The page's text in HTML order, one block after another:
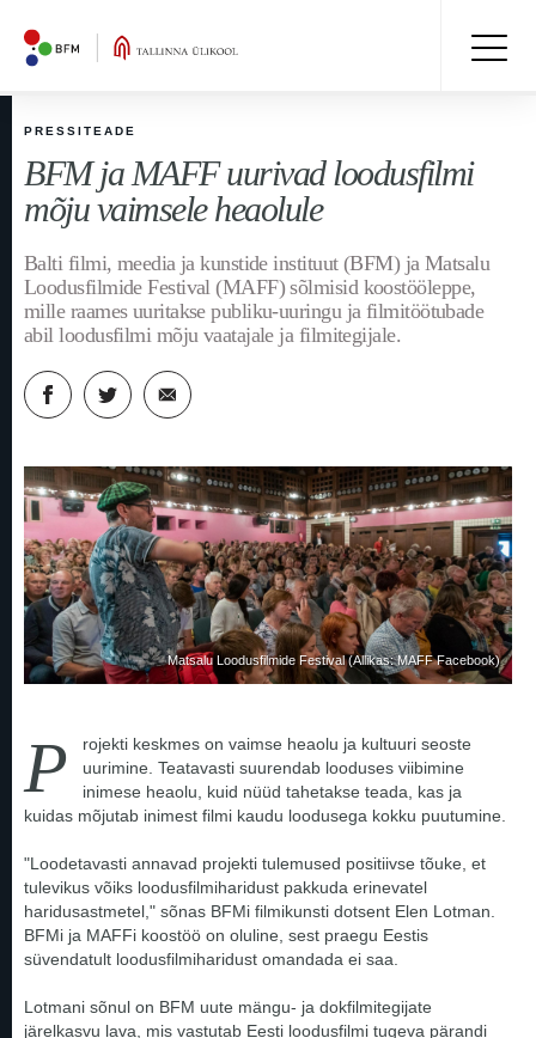
PRESSITEADE
BFM ja MAFF uurivad loodusfilmi
mõju vaimsele heaolule
Balti filmi, meedia ja kunstide instituut (BFM) ja Matsalu
Loodusfilmide Festival (MAFF) sõlmisid koostööleppe,
mille raames uuritakse publiku-uuringu ja filmitöötubade
abil loodusfilmi mõju vaatajale ja filmitegijale.
Matsalu Loodusfilmide Festival (Allikas: MAFF Facebook)
P
rojekti keskmes on vaimse heaolu ja kultuuri seoste
uurimine. Teatavasti suurendab looduses viibimine
inimese heaolu, kuid nüüd tahetakse teada, kas ja
kuidas mõjutab inimest filmi kaudu loodusega kokku puutumine.
"Loodetavasti annavad projekti tulemused positiivse tõuke, et
tulevikus võiks loodusfilmiharidust pakkuda erinevatel
haridusastmetel," sõnas BFMi filmikunsti dotsent Elen Lotman.
BFMi ja MAFFi koostöö on oluline, sest praegu Eestis
süvendatult loodusfilmiharidust omandada ei saa.
Lotmani sõnul on BFM uute mängu- ja dokfilmitegijate
järelkasvu lava, mis vastutab Eesti loodusfilmi tugeva pärandi